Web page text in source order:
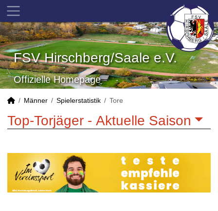
FSV Hirschberg/Saale e.V.
Offizielle Homepage
Männer Spielerstatistik Tore
Top-Torjäger - Aktuelle Saison